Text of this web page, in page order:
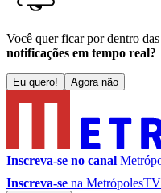
Você quer ficar por dentro
notificações em tempo real?
Eu quero! Agora não
Inscreva-se no canal
Inscreva-se na MetrópolesTV